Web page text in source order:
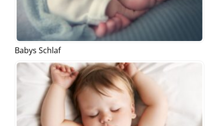
Babys Schlaf